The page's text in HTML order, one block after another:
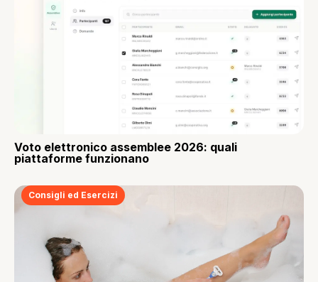
Voto elettronico assemblee 2026: quali
piattaforme funzionano
Consigli ed Esercizi